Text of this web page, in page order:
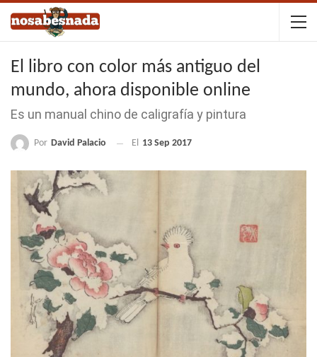
El libro con color más antiguo del
mundo, ahora disponible online
Es un manual chino de caligrafía y pintura
Por David Palacio El 13 Sep 2017